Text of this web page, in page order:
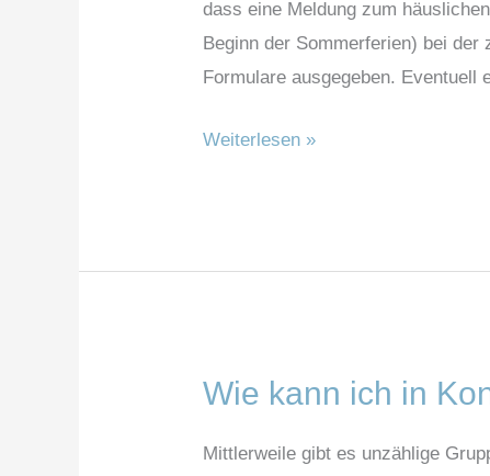
dass eine Meldung zum
Beginn der Sommerferien) bei
Formulare ausgegeben. Eventuell
mich
zum
häuslichen
Weiterlesen »
Wie kann ich in
Mittlerweile gibt es unzählige
Wie
ich